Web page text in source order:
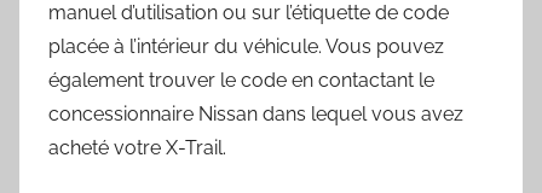
manuel d’utilisation ou sur l’étiquette de code
placée à l’intérieur du véhicule. Vous pouvez
également trouver le code en contactant le
concessionnaire Nissan dans lequel vous avez
acheté votre X-Trail.